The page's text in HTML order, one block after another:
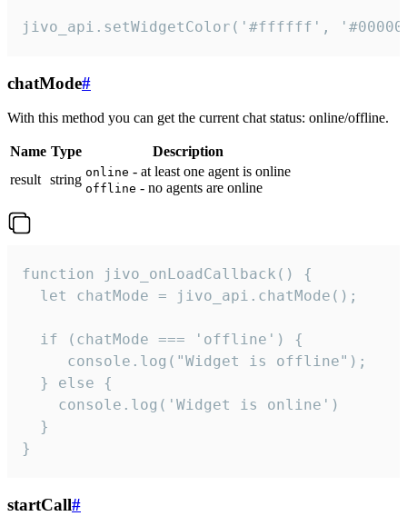
jivo_api.setWidgetColor('#ffffff',
chatMode#
With this method you can get the current chat status: online/offline.
Name Type
Description
result string online - at least one agent is online
offline - no agents are online
function jivo_onLoadCallback() {
  let chatMode = jivo_api.chatMode();
  if (chatMode === 'offline') {
     console.log("Widget is offline");
  } else {
    console.log('Widget is online')
  }
}
startCall#